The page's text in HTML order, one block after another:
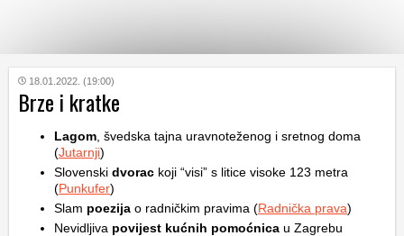
KATEGORIJE
HRVATSKI
WEB
18.01.2022. (19:00)
Brze i kratke
Lagom , švedska tajna uravnoteženog i sretnog doma
(Jutarnji)
Slovenski dvorac koji “visi” s litice visoke 123 metra
(Punkufer)
Slam poezija o radničkim pravima (Radnička prava)
Nevidljiva povijest kućnih pomoćnica u Zagrebu